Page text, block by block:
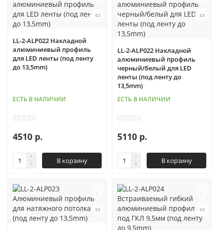
LL-2-ALP022 Накладной
алюминиевый профиль
для LED ленты (под ленту
до 13,5mm)
ЕСТЬ В НАЛИЧИИ
4510 р.
В корзину
LL-2-ALP022 Накладной
алюминиевый профиль
черный/белый для LED
ленты (под ленту до
13,5mm)
ЕСТЬ В НАЛИЧИИ
5110 р.
В корзину